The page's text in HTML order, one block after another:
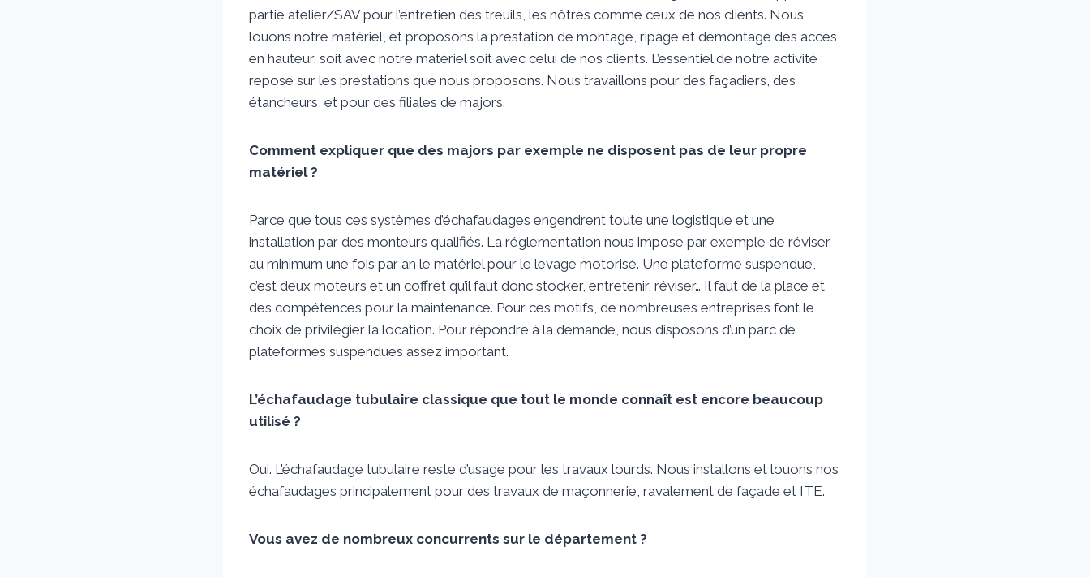
partie atelier/SAV pour l’entretien des treuils, les nôtres comme ceux de nos clients. Nous
louons notre matériel, et proposons la prestation de montage, ripage et démontage des accès
en hauteur, soit avec notre matériel soit avec celui de nos clients. L’essentiel de notre activité
repose sur les prestations que nous proposons. Nous travaillons pour des façadiers, des
étancheurs, et pour des filiales de majors.
Comment expliquer que des majors par exemple ne disposent pas de leur propre
matériel ?
Parce que tous ces systèmes d’échafaudages engendrent toute une logistique et une
installation par des monteurs qualifiés. La réglementation nous impose par exemple de réviser
au minimum une fois par an le matériel pour le levage motorisé. Une plateforme suspendue,
c’est deux moteurs et un coffret qu’il faut donc stocker, entretenir, réviser… Il faut de la place et
des compétences pour la maintenance. Pour ces motifs, de nombreuses entreprises font le
choix de privilégier la location. Pour répondre à la demande, nous disposons d’un parc de
plateformes suspendues assez important.
L’échafaudage tubulaire classique que tout le monde connaît est encore beaucoup
utilisé ?
Oui. L’échafaudage tubulaire reste d’usage pour les travaux lourds. Nous installons et louons nos
échafaudages principalement pour des travaux de maçonnerie, ravalement de façade et ITE.
Vous avez de nombreux concurrents sur le département ?